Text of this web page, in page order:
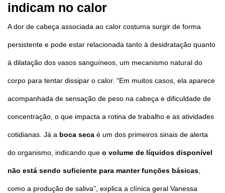
indicam no calor
A dor de cabeça associada ao calor costuma surgir de forma
persistente e pode estar relacionada tanto à desidratação quanto
à dilatação dos vasos sanguíneos, um mecanismo natural do
corpo para tentar dissipar o calor. “Em muitos casos, ela aparece
acompanhada de sensação de peso na cabeça e dificuldade de
concentração, o que impacta a rotina de trabalho e as atividades
cotidianas. Já a boca seca é um dos primeiros sinais de alerta
do organismo, indicando que o volume de líquidos disponível
não está sendo suficiente para manter funções básicas
como a produção de saliva”, explica a clínica geral Vanessa